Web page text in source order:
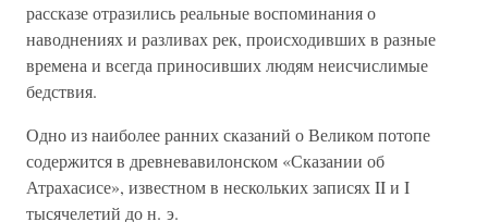
рассказе отразились реальные воспоминания о
наводнениях и разливах рек, происходивших в разные
времена и всегда приносивших людям неисчислимые
бедствия.
Одно из наиболее ранних сказаний о Великом потопе
содержится в древневавилонском «Сказании об
Атрахасисе», известном в нескольких записях II и I
тысячелетий до н. э.